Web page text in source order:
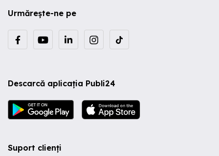
Urmărește-ne pe
Descarcă aplicația Publi24
Suport clienți